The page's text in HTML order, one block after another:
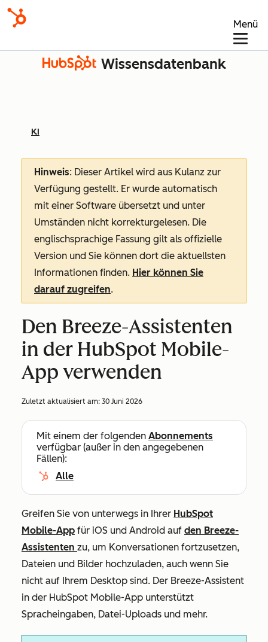
Menü
Wissensdatenbank
KI
Hinweis: Dieser Artikel wird aus Kulanz zur
Verfügung gestellt. Er wurde automatisch
mit einer Software übersetzt und unter
Umständen nicht korrekturgelesen. Die
englischsprachige Fassung gilt als offizielle
Version und Sie können dort die aktuellsten
Informationen finden. Hier können Sie
darauf zugreifen.
Den Breeze-Assistenten
in der HubSpot Mobile-
App verwenden
Zuletzt aktualisiert am: 30 Juni 2026
Mit einem der folgenden Abonnements
verfügbar (außer in den angegebenen
Fällen):
Alle
Greifen Sie von unterwegs in Ihrer HubSpot
Mobile-App für iOS und Android auf den Breeze-
Assistenten zu, um Konversationen fortzusetzen,
Dateien und Bilder hochzuladen, auch wenn Sie
nicht auf Ihrem Desktop sind. Der Breeze-Assistent
in der HubSpot Mobile-App unterstützt
Spracheingaben, Datei-Uploads und mehr.